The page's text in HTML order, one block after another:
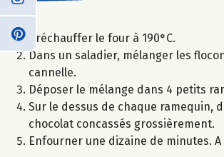
Préchauffer le four à 190°C.
Dans un saladier, mélanger les
cannelle.
Déposer le mélange dans 4 petits
Sur le dessus de chaque ramequin,
chocolat concassés grossièrement.
Enfourner une dizaine de minutes.